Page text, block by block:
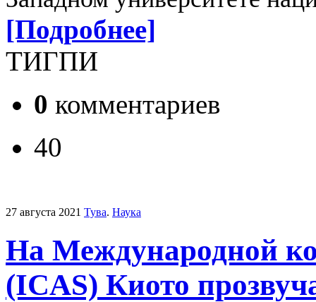
[Подробнее]
ТИГПИ
0 комментариев
40
27 августа 2021 Тува. Наука
На Международной
(ICAS) Киото